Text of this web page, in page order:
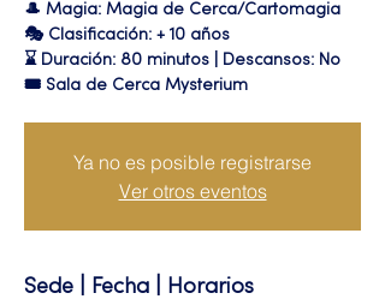
🎩 Magia: Magia de Cerca/Cartomagia
🎭 Clasificación: + 10 años
⌛ Duración: 80 minutos | Descansos: No
🎟 Sala de Cerca Mysterium
Ya no es posible registrarse
Ver otros eventos
Sede | Fecha | Horarios